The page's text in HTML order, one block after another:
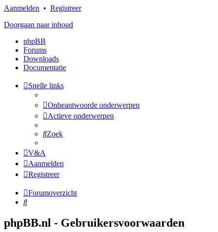
Aanmelden • Registreer
Doorgaan naar inhoud
phpBB
Forums
Downloads
Documentatie
Snelle links
Onbeantwoorde onderwerpen
Actieve onderwerpen
Zoek
V&A
Aanmelden
Registreer
Forumoverzicht
Zoek
phpBB.nl - Gebruikersvoorwaarden